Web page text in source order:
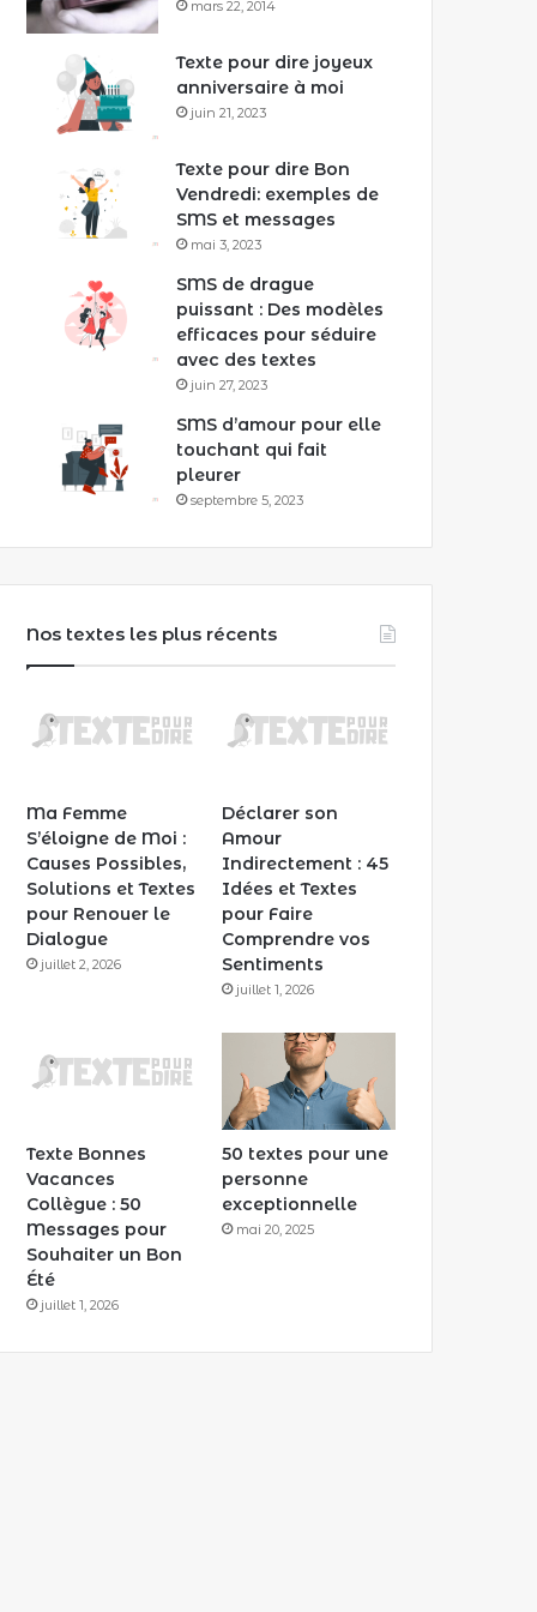
mars 22, 2014
Texte pour dire joyeux
anniversaire à moi
juin 21, 2023
Texte pour dire Bon
Vendredi: exemples de
SMS et messages
mai 3, 2023
SMS de drague
puissant : Des modèles
efficaces pour séduire
avec des textes
juin 27, 2023
SMS d’amour pour elle
touchant qui fait
pleurer
septembre 5, 2023
Nos textes les plus récents
Ma Femme
S’éloigne de Moi :
Causes Possibles,
Solutions et Textes
pour Renouer le
Dialogue
juillet 2, 2026
Déclarer son
Amour
Indirectement : 45
Idées et Textes
pour Faire
Comprendre vos
Sentiments
juillet 1, 2026
Texte Bonnes
Vacances
Collègue : 50
Messages pour
Souhaiter un Bon
Été
juillet 1, 2026
50 textes pour une
personne
exceptionnelle
mai 20, 2025